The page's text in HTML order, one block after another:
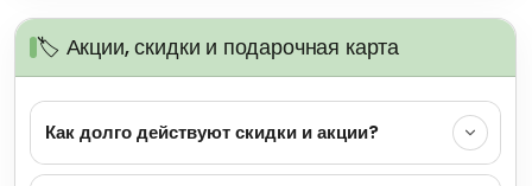
🏷️ Акции, скидки и подарочная карта
Как долго действуют скидки и акции?